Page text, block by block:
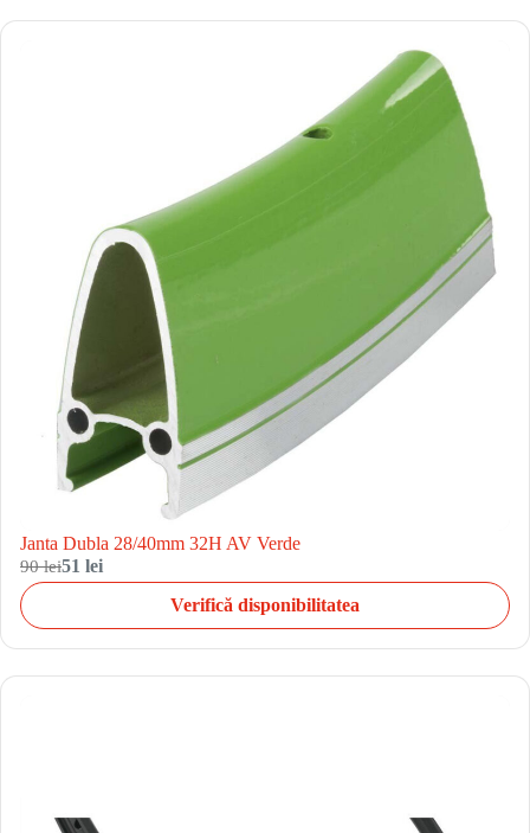
Janta Dubla 28/40mm 32H AV Verde
90 lei51 lei
Verifică disponibilitatea